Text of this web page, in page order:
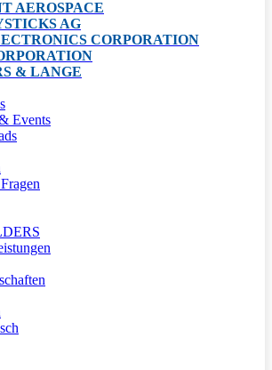
AEROSPACE
AG
CORPORATION
& LANGE
Events